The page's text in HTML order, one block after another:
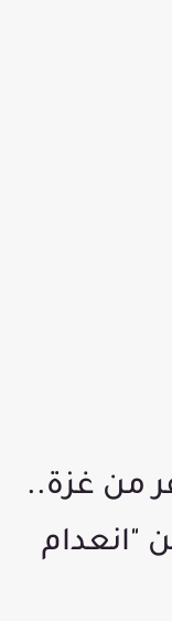
من غزة..
"انعدام